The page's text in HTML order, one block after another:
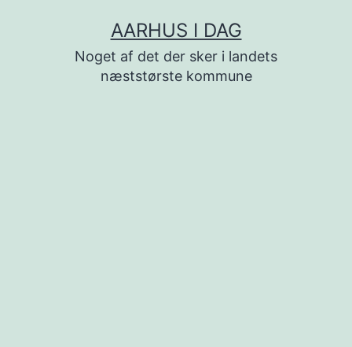
AARHUS I DAG
Noget af det der sker i landets
næststørste kommune